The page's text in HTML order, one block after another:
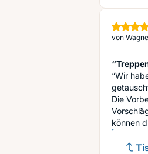
von
“Wir
Die
können